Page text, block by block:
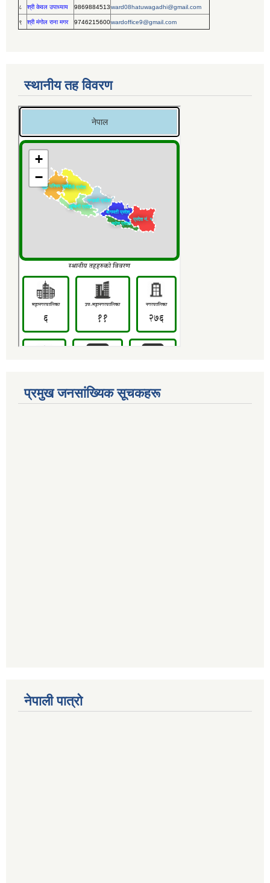
८ श्री केवल उपाध्याय 9869884513ward08hatuwagadhi@gmail.com
९ श्री मंगोल राना मगर 9746215600wardoffice9@gmail.com
स्थानीय तह विवरण
प्रमुख जनसांख्यिक सूचकहरू
नेपाली पात्रो